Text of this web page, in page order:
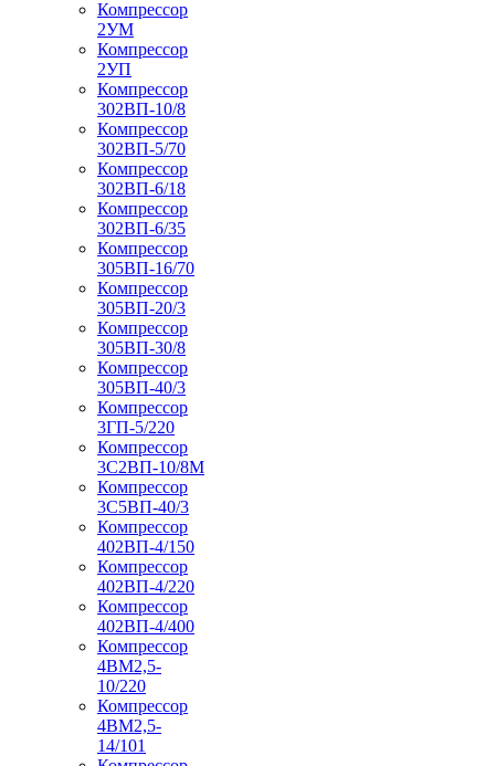
Компрессор
2УМ
Компрессор
2УП
Компрессор
302ВП-10/8
Компрессор
302ВП-5/70
Компрессор
302ВП-6/18
Компрессор
302ВП-6/35
Компрессор
305ВП-16/70
Компрессор
305ВП-20/3
Компрессор
305ВП-30/8
Компрессор
305ВП-40/3
Компрессор
3ГП-5/220
Компрессор
3С2ВП-10/8М
Компрессор
3С5ВП-40/3
Компрессор
402ВП-4/150
Компрессор
402ВП-4/220
Компрессор
402ВП-4/400
Компрессор
4ВМ2,5-
10/220
Компрессор
4ВМ2,5-
14/101